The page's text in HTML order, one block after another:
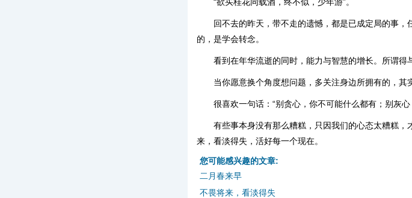
回不去的昨天，带不走的遗憾，都是已成定局的事
的，是学会转念。
看到在年华流逝的同时，能力与智慧的增长。所谓得
当你愿意换个角度想问题，多关注身边所拥有的，其
很喜欢一句话：“别贪心，你不可能什么都有；别灰
有些事本身没有那么糟糕，只因我们的心态太糟糕
来，看淡得失，活好每一个现在。
您可能感兴趣的文章:
二月春来早
不畏将来，看淡得失